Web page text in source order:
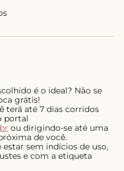
é o ideal? Não se
grátis!
terá até 7 dias corridos
portal
ou dirigindo-se até uma
de você.
sem indícios de uso,
e com a etiqueta